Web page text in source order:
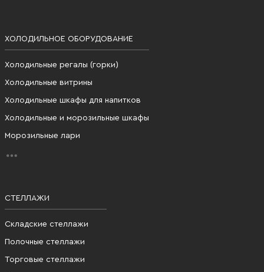
ХОЛОДИЛЬНОЕ ОБОРУДОВАНИЕ
Холодильные регалы (горки)
Холодильные витрины
Холодильные шкафы для напитков
Холодильные и морозильные шкафы
Морозильные лари
СТЕЛЛАЖИ
Складские стеллажи
Полочные стеллажи
Торговые стеллажи